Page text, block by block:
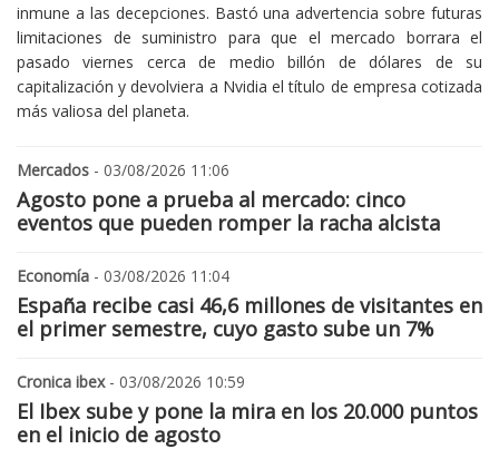
inmune a las decepciones. Bastó una advertencia sobre futuras
limitaciones de suministro para que el mercado borrara el
pasado viernes cerca de medio billón de dólares de su
capitalización y devolviera a Nvidia el título de empresa cotizada
más valiosa del planeta.
Mercados - 03/08/2026 11:06
Agosto pone a prueba al mercado: cinco
eventos que pueden romper la racha alcista
Economía - 03/08/2026 11:04
España recibe casi 46,6 millones de visitantes en
el primer semestre, cuyo gasto sube un 7%
Cronica ibex- 03/08/2026 10:59
El Ibex sube y pone la mira en los 20.000 puntos
en el inicio de agosto